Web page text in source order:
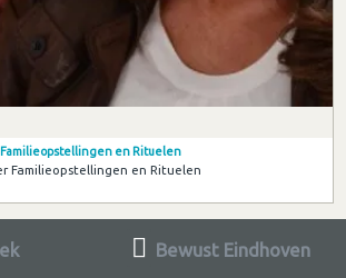
en Rituelen
Familieopstellingen en Rituelen
Bewust Eindhoven